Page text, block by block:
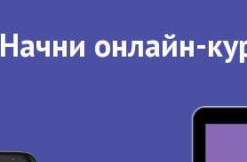
Начни онлайн-